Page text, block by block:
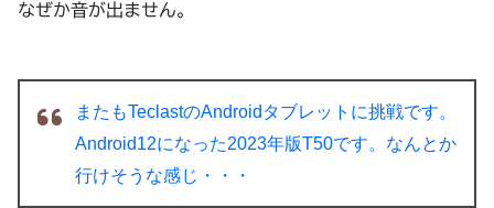
なぜか音が出ません。
またもTeclastのAndroidタブレットに挑戦です。
Android12になった2023年版T50です。なんとか
行けそうな感じ・・・